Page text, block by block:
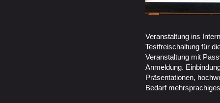
Veranstaltung ins
Testfreischaltung für
Veranstaltung mit
Anmeldung.
Präsentationen,
Bedarf